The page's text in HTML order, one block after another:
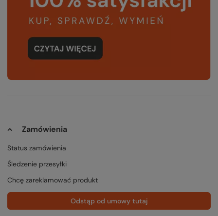
Zamówienia
Status zamówienia
Śledzenie przesyłki
Chcę zareklamować produkt
Odstąp od umowy tutaj